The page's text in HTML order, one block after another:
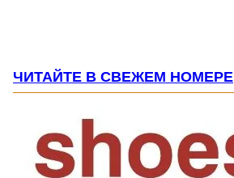
ЧИТАЙТЕ В СВЕЖЕМ НОМЕРЕ